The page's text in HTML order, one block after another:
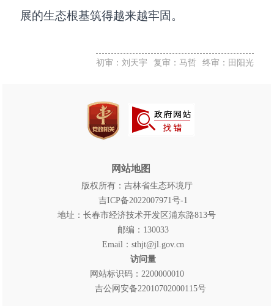
展的生态根基筑得越来越牢固。
初审：刘天宇 复审：马哲 终审：田阳光
网站地图
版权所有：吉林省生态环境厅
吉ICP备2022007971号-1
地址：长春市经济技术开发区浦东路813号
邮编：130033
Email：sthjt@jl.gov.cn
访问量
网站标识码：2200000010
吉公网安备22010702000115号